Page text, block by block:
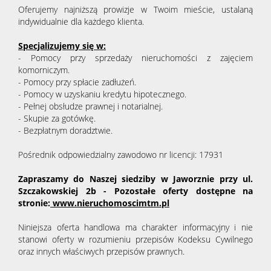
Oferujemy najniższą prowizje w Twoim mieście, ustalaną
indywidualnie dla każdego klienta.
Specjalizujemy się w:
- Pomocy przy sprzedaży nieruchomości z zajęciem
komorniczym.
- Pomocy przy spłacie zadłużeń.
- Pomocy w uzyskaniu kredytu hipotecznego.
- Pełnej obsłudze prawnej i notarialnej.
- Skupie za gotówkę.
- Bezpłatnym doradztwie.
Pośrednik odpowiedzialny zawodowo nr licencji: 17931
Zapraszamy do Naszej siedziby w Jaworznie przy ul.
Szczakowskiej 2b - Pozostałe oferty dostępne na
stronie: www.nieruchomoscimtm.pl
Niniejsza oferta handlowa ma charakter informacyjny i nie
stanowi oferty w rozumieniu przepisów Kodeksu Cywilnego
oraz innych właściwych przepisów prawnych.